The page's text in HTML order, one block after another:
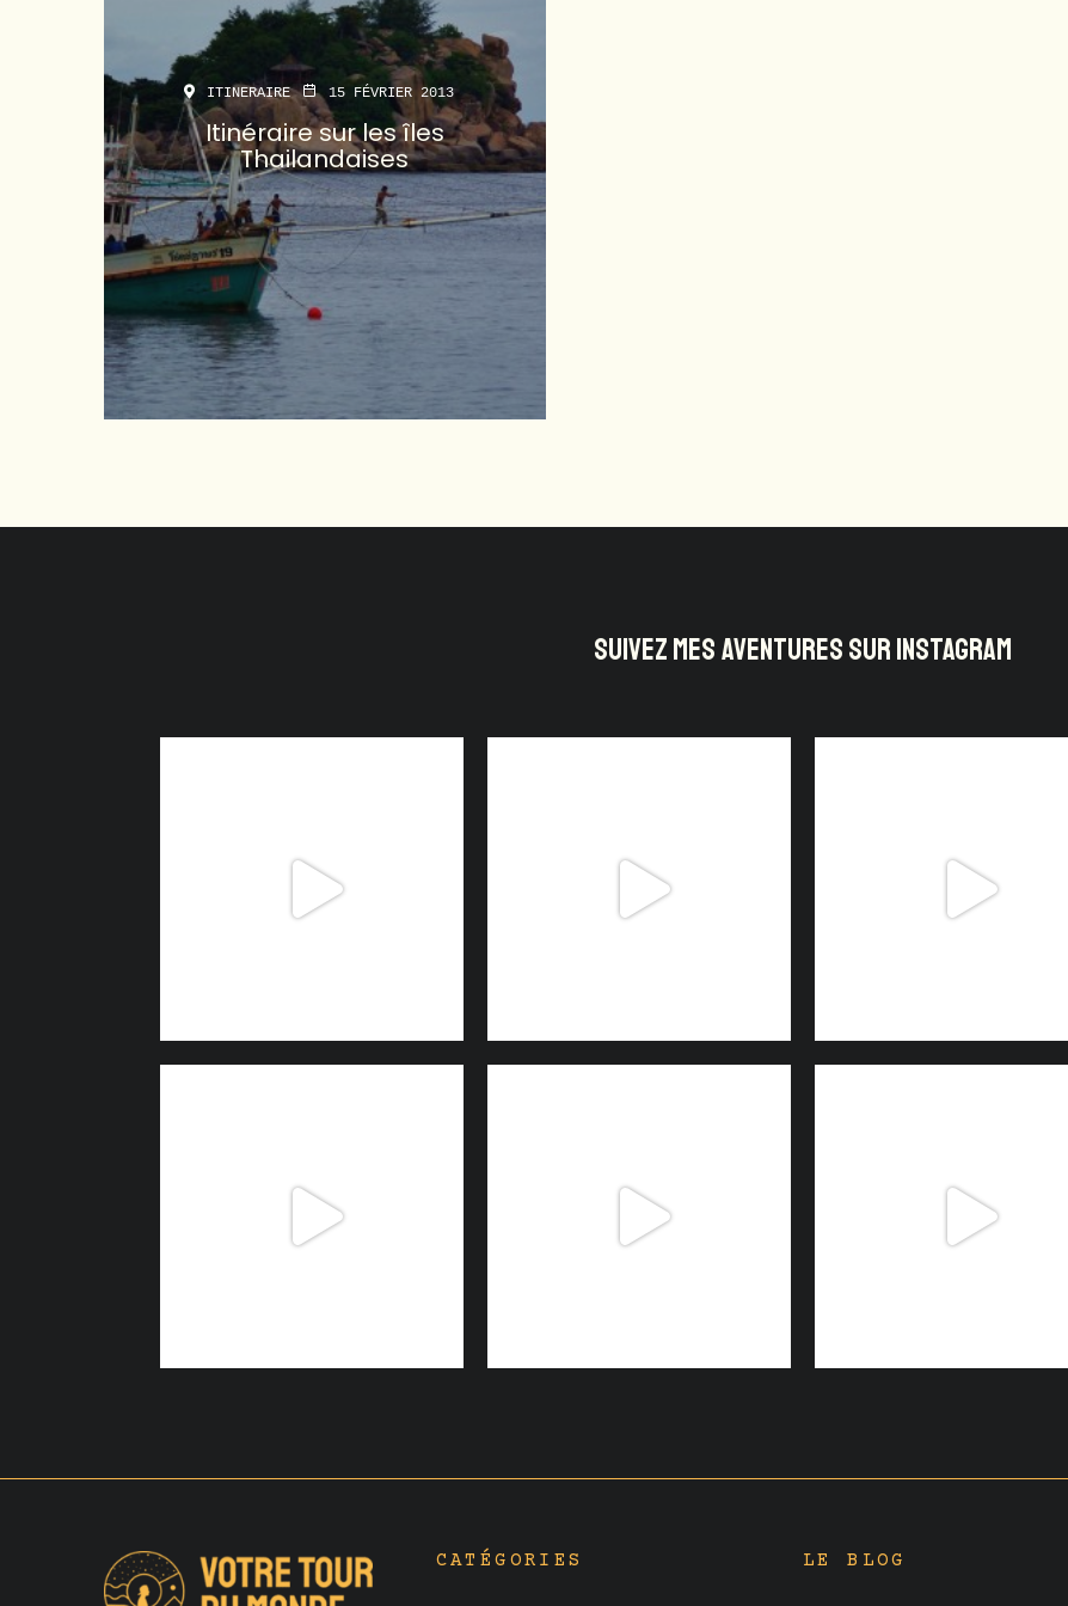
ITINERAIRE 15 FÉVRIER 2013
Itinéraire sur les îles
Thailandaises
SUIVEZ MES AVENTURES SUR INSTAGRAM
CATÉGORIES LE BLOG